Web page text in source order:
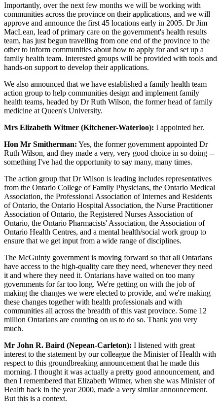
Importantly, over the next few months we will be working with
communities across the province on their applications, and we will
approve and announce the first 45 locations early in 2005. Dr Jim
MacLean, lead of primary care on the government's health results
team, has just begun travelling from one end of the province to the
other to inform communities about how to apply for and set up a
family health team. Interested groups will be provided with tools and
hands-on support to develop their applications.
We also announced that we have established a family health team
action group to help communities design and implement family
health teams, headed by Dr Ruth Wilson, the former head of family
medicine at Queen's University.
Mrs Elizabeth Witmer (Kitchener-Waterloo): I appointed her.
Hon Mr Smitherman: Yes, the former government appointed Dr
Ruth Wilson, and they made a very, very good choice in so doing --
something I've had the opportunity to say many, many times.
The action group that Dr Wilson is leading includes representatives
from the Ontario College of Family Physicians, the Ontario Medical
Association, the Professional Association of Internes and Residents
of Ontario, the Ontario Hospital Association, the Nurse Practitioner
Association of Ontario, the Registered Nurses Association of
Ontario, the Ontario Pharmacists' Association, the Association of
Ontario Health Centres, and a mental health/social work group to
ensure that we get input from a wide range of disciplines.
The McGuinty government is moving forward so that all Ontarians
have access to the high-quality care they need, whenever they need
it and where they need it. Ontarians have waited on too many
governments for far too long. We're getting on with the job of
making the changes we were elected to provide, and we're making
these changes together with health professionals and with
communities all across the breadth of this vast province. Some 12
million Ontarians are counting on us to do so. Thank you very
much.
Mr John R. Baird (Nepean-Carleton): I listened with great
interest to the statement by our colleague the Minister of Health with
respect to this groundbreaking announcement that he made this
morning. I thought it was actually a pretty good announcement, and
then I remembered that Elizabeth Witmer, when she was Minister of
Health back in the year 2000, made a very similar announcement.
But this is a context.